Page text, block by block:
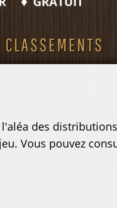
CLASSEMENTS
des
Vous pouvez